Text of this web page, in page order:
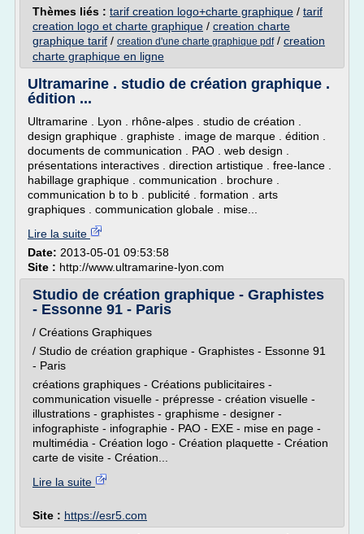
Thèmes liés : tarif creation logo+charte graphique / tarif
creation logo et charte graphique / creation charte
graphique tarif / creation d'une charte graphique pdf/ creation
charte graphique en ligne
Ultramarine . studio de création graphique .
édition ...
Ultramarine . Lyon . rhône-alpes . studio de création .
design graphique . graphiste . image de marque . édition .
documents de communication . PAO . web design .
présentations interactives . direction artistique . free-lance .
habillage graphique . communication . brochure .
communication b to b . publicité . formation . arts
graphiques . communication globale . mise...
Lire la suite
Date: 2013-05-01 09:53:58
Site : http://www.ultramarine-lyon.com
Studio de création graphique - Graphistes
- Essonne 91 - Paris
/ Créations Graphiques
/ Studio de création graphique - Graphistes - Essonne 91
- Paris
créations graphiques - Créations publicitaires -
communication visuelle - prépresse - création visuelle -
illustrations - graphistes - graphisme - designer -
infographiste - infographie - PAO - EXE - mise en page -
multimédia - Création logo - Création plaquette - Création
carte de visite - Création...
Lire la suite
Site : https://esr5.com